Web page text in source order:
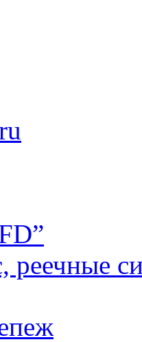
реечные